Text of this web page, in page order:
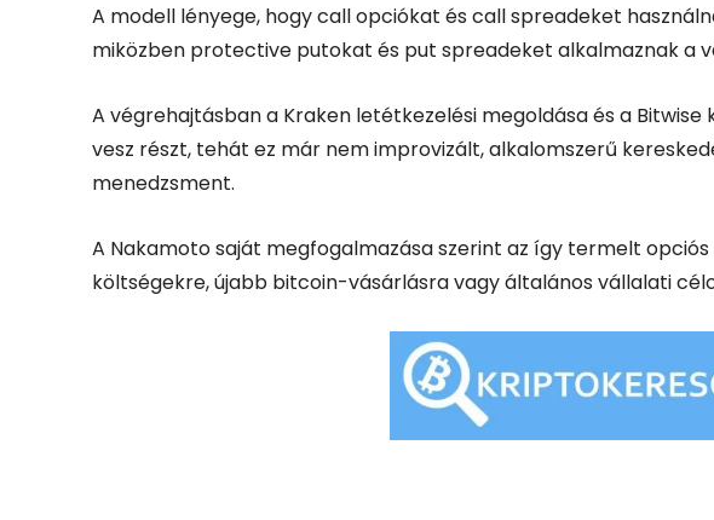
A modell lényege, hogy call opciókat és call spreadeket
miközben protective putokat és put spreadeket alkalmaznak a
A végrehajtásban a Kraken letétkezelési megoldása és a
vesz részt, tehát ez már nem improvizált, alkalomszerű
menedzsment.
A Nakamoto saját megfogalmazása szerint az így termelt
költségekre, újabb bitcoin-vásárlásra vagy általános vállalati